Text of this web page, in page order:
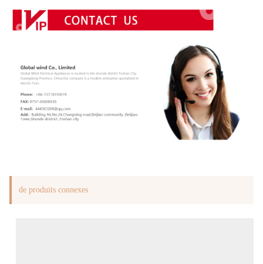
de produits connexes